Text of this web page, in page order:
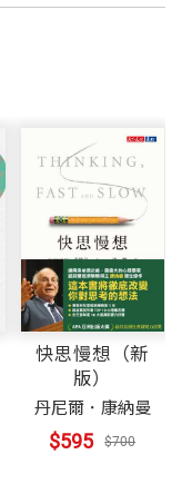
快思慢想（新
版）
丹尼爾．康納曼
$595 $700